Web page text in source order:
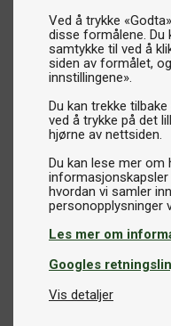
Ved å trykke
disse formålene. Du
samtykke til ved å
siden av formålet,
innstillingene».
Du kan trekke
ved å trykke på det
hjørne av nettsiden.
Du kan lese mer om
hvordan vi samler
Les mer om
Googles
Vis detaljer